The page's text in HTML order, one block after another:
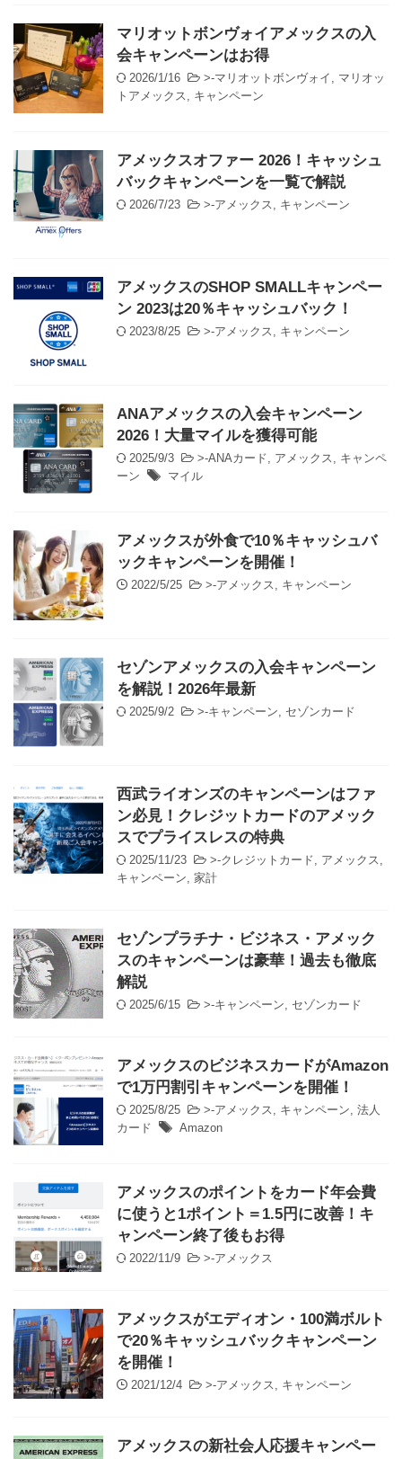
マリオットボンヴォイアメックスの入
会キャンペーンはお得
2026/1/16 >-マリオットボンヴォイ , マリオッ
トアメックス, キャンペーン
アメックスオファー 2026！キャッシュ
バックキャンペーンを一覧で解説
2026/7/23 >-アメックス, キャンペーン
アメックスのSHOP SMALLキャンペー
ン 2023は20％キャッシュバック！
2023/8/25 >-アメックス, キャンペーン
ANAアメックスの入会キャンペーン
2026！大量マイルを獲得可能
2025/9/3 >-ANAカード, アメックス, キャンペ
ーン
マイル
アメックスが外食で10％キャッシュバ
ックキャンペーンを開催！
2022/5/25 >-アメックス, キャンペーン
セゾンアメックスの入会キャンペーン
を解説！2026年最新
2025/9/2 >-キャンペーン, セゾンカード
西武ライオンズのキャンペーンはファ
ン必見！クレジットカードのアメック
スでプライスレスの特典
2025/11/23 >-クレジットカード, アメックス,
キャンペーン, 家計
セゾンプラチナ・ビジネス・アメック
スのキャンペーンは豪華！過去も徹底
解説
2025/6/15 >-キャンペーン, セゾンカード
アメックスのビジネスカードがAmazon
で1万円割引キャンペーンを開催！
2025/8/25 >-アメックス, キャンペーン, 法人
カード
Amazon
アメックスのポイントをカード年会費
に使うと1ポイント＝1.5円に改善！キ
ャンペーン終了後もお得
2022/11/9 >-アメックス
アメックスがエディオン・100満ボルト
で20％キャッシュバックキャンペーン
を開催！
2021/12/4 >-アメックス, キャンペーン
アメックスの新社会人応援キャンペー